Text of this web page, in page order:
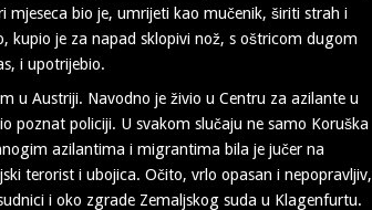
bio je, umrijeti kao mučenik, širiti strah i
je za napad sklopivi nož, s oštricom dugom
i upotrijebio.
u Austriji. Navodno je živio u Centru za azilante u
poznat policiji. U svakom slučaju ne samo Koruška
azilantima i migrantima bila je jučer na
terorist i ubojica. Očito, vrlo opasan i nepopravljiv,
i oko zgrade Zemaljskog suda u Klagenfurtu.